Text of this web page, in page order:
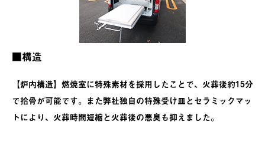
■構造
【炉内構造】燃焼室に特殊素材を採用したことで、火葬後約15分
で拾骨が可能です。また弊社独自の特殊受け皿とセラミックマッ
トにより、火葬時間短縮と火葬後の悪臭も抑えました。